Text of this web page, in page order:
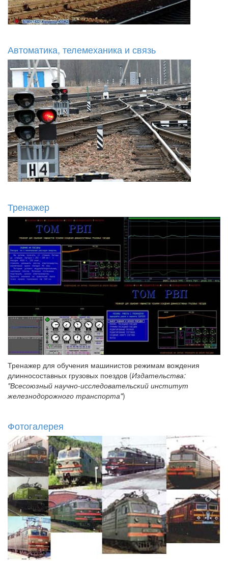
Автоматика, телемеханика и связь
Тренажер
Тренажер для обучения машинистов режимам вождения
длинносоставных грузовых поездов (Издательства:
"Всесоюзный научно-исследовательский институт
железнодорожного транспорта")
Фотогалерея